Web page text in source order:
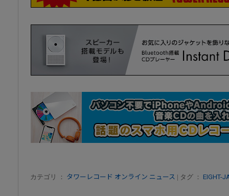
カテゴリ ： タワーレコード オンライン ニュース | タグ ： EIGHT-